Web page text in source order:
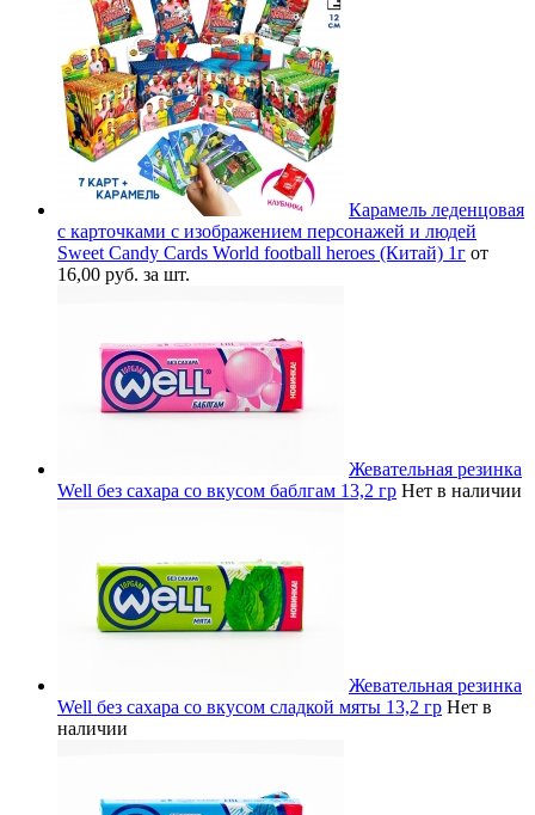
Карамель леденцовая
с карточками с изображением персонажей и людей
Sweet Candy Cards World football heroes (Китай) 1г от
16,00 руб. за шт.
Жевательная резинка
Well без сахара со вкусом баблгам 13,2 гр Нет в наличии
Жевательная резинка
Well без сахара со вкусом сладкой мяты 13,2 гр Нет в
наличии